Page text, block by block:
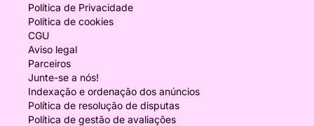
Política de Privacidade
Política de cookies
CGU
Aviso legal
Parceiros
Junte-se a nós!
Indexação e ordenação dos anúncios
Política de resolução de disputas
Política de gestão de avaliações